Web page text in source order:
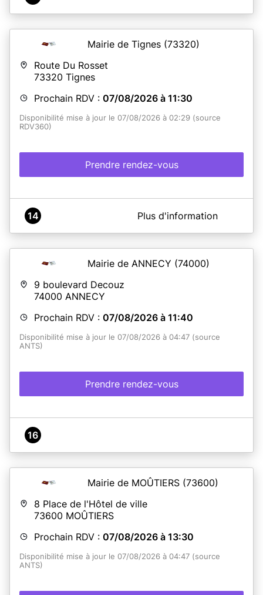
Mairie de Tignes (73320)
Route Du Rosset
73320 Tignes
Prochain RDV : 07/08/2026 à 11:30
Disponibilité mise à jour le 07/08/2026 à 02:29 (source
RDV360)
Prendre rendez-vous
A propos de Mairie de TIGNES
Le numéro de pré-demande des titres d’identités vous
sera demandé. La pré-demande des titres d’identités
(CNI-Passeport) se fait en ligne sur le site de l’ANTS :
https://passeport.ants.gouv.fr/.
En savoir plus
14 Plus d'information
Mairie de ANNECY (74000)
9 boulevard Decouz
74000 ANNECY
Prochain RDV : 07/08/2026 à 11:40
Disponibilité mise à jour le 07/08/2026 à 04:47 (source
ANTS)
Prendre rendez-vous
16
Mairie de MOÛTIERS (73600)
8 Place de l'Hôtel de ville
73600 MOÛTIERS
Prochain RDV : 07/08/2026 à 13:30
Disponibilité mise à jour le 07/08/2026 à 04:47 (source
ANTS)